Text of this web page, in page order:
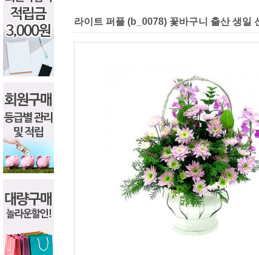
라이트 퍼플 (b_0078) 꽃바구니 출산 생일